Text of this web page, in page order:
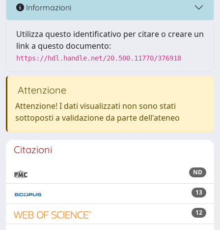
Informazioni
Utilizza questo identificativo per citare o creare un
link a questo documento:
https://hdl.handle.net/20.500.11770/376918
Attenzione
Attenzione! I dati visualizzati non sono stati
sottoposti a validazione da parte dell'ateneo
Citazioni
ND
13
12